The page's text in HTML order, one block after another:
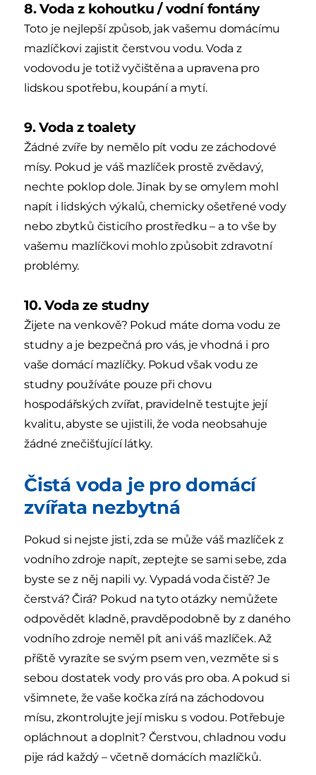
8. Voda z kohoutku / vodní fontány
Toto je nejlepší způsob, jak vašemu domácímu
mazlíčkovi zajistit čerstvou vodu. Voda z
vodovodu je totiž vyčištěna a upravena pro
lidskou spotřebu, koupání a mytí.
9. Voda z toalety
Žádné zvíře by nemělo pít vodu ze záchodové
mísy. Pokud je váš mazlíček prostě zvědavý,
nechte poklop dole. Jinak by se omylem mohl
napít i lidských výkalů, chemicky ošetřené vody
nebo zbytků čisticího prostředku – a to vše by
vašemu mazlíčkovi mohlo způsobit zdravotní
problémy.
10. Voda ze studny
Žijete na venkově? Pokud máte doma vodu ze
studny a je bezpečná pro vás, je vhodná i pro
vaše domácí mazlíčky. Pokud však vodu ze
studny používáte pouze při chovu
hospodářských zvířat, pravidelně testujte její
kvalitu, abyste se ujistili, že voda neobsahuje
žádné znečišťující látky.
Čistá voda je pro domácí
zvířata nezbytná
Pokud si nejste jisti, zda se může váš mazlíček z
vodního zdroje napít, zeptejte se sami sebe, zda
byste se z něj napili vy. Vypadá voda čistě? Je
čerstvá? Čirá? Pokud na tyto otázky nemůžete
odpovědět kladně, pravděpodobně by z daného
vodního zdroje neměl pít ani váš mazlíček. Až
příště vyrazíte se svým psem ven, vezměte si s
sebou dostatek vody pro vás pro oba. A pokud si
všimnete, že vaše kočka zírá na záchodovou
mísu, zkontrolujte její misku s vodou. Potřebuje
opláchnout a doplnit? Čerstvou, chladnou vodu
pije rád každý – včetně domácích mazlíčků.